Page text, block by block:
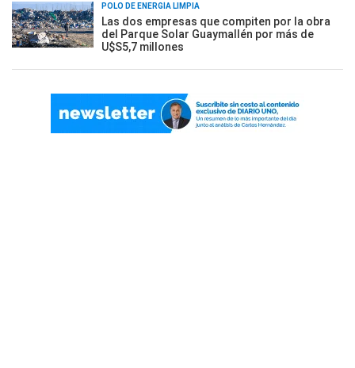
POLO DE ENERGÍA LIMPIA
Las dos empresas que compiten por la obra
del Parque Solar Guaymallén por más de
U$S5,7 millones